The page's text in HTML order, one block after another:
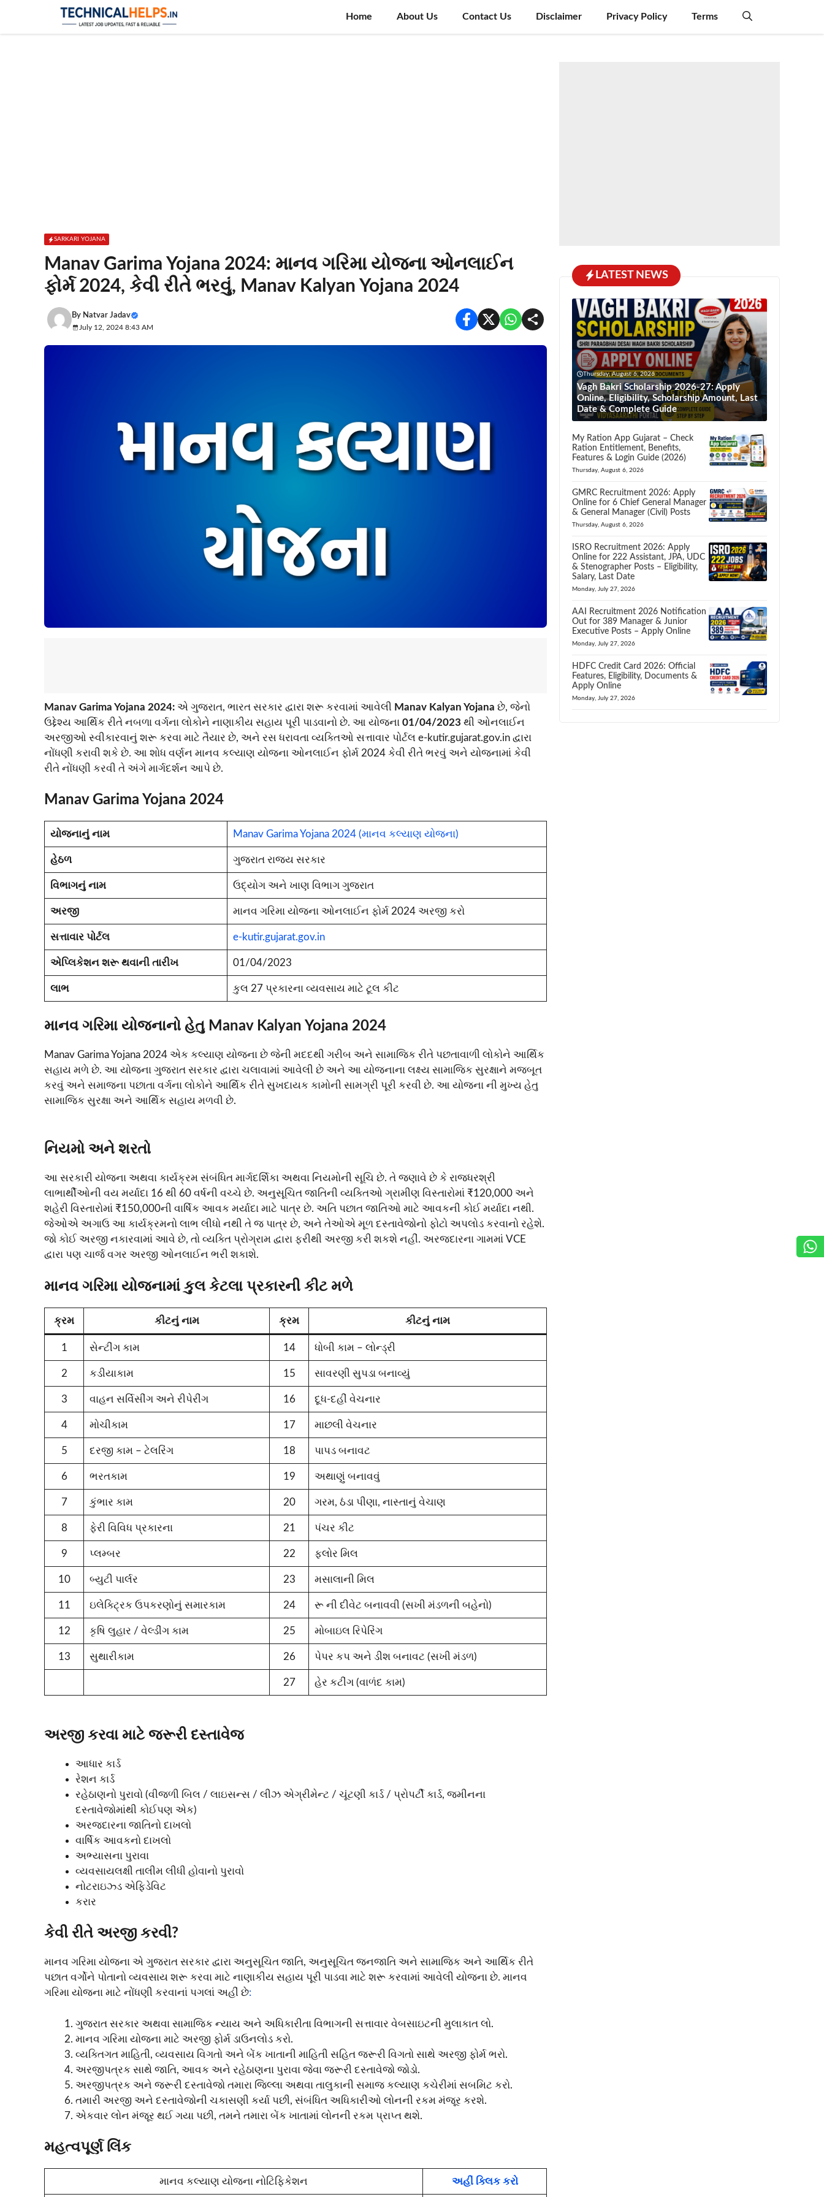
content
Home About Us Contact Us Disclaimer Privacy Policy Terms
SARKARI YOJANA
Manav Garima Yojana 2024: માનવ ગરિમા યોજના ઓનલાઈન
ફોર્મ 2024, કેવી રીતે ભરવું, Manav Kalyan Yojana 2024
By Natvar Jadav
July 12, 2024 8:43 AM
Manav Garima Yojana 2024: એ ગુજરાત, ભારત સરકાર દ્વારા શરૂ કરવામાં આવેલી Manav Kalyan Yojana છે, જેનો
ઉદ્દેશ્ય આર્થિક રીતે નબળા વર્ગના લોકોને નાણાકીય સહાય પૂરી પાડવાનો છે. આ યોજના 01/04/2023 થી ઓનલાઈન
અરજીઓ સ્વીકારવાનું શરૂ કરવા માટે તૈયાર છે, અને રસ ધરાવતા વ્યક્તિઓ સત્તાવાર પોર્ટલ e-kutir.gujarat.gov.in દ્વારા
નોંધણી કરાવી શકે છે. આ શોધ વર્ણન માનવ કલ્યાણ યોજના ઓનલાઈન ફોર્મ 2024 કેવી રીતે ભરવું અને યોજનામાં કેવી
રીતે નોંધણી કરવી તે અંગે માર્ગદર્શન આપે છે.
Manav Garima Yojana 2024
યોજનાનું નામ Manav Garima Yojana 2024 (માનવ કલ્યાણ યોજના)
હેઠળ ગુજરાત રાજ્ય સરકાર
વિભાગનું નામ ઉદ્યોગ અને ખાણ વિભાગ ગુજરાત
અરજી માનવ ગરિમા યોજના ઓનલાઈન ફોર્મ 2024 અરજી કરો
સત્તાવાર પોર્ટલ e-kutir.gujarat.gov.in
એપ્લિકેશન શરૂ થવાની તારીખ 01/04/2023
લાભ કુલ 27 પ્રકારના વ્યવસાય માટે ટૂલ કીટ
માનવ ગરિમા યોજનાનો હેતુ Manav Kalyan Yojana 2024
Manav Garima Yojana 2024 એક કલ્યાણ યોજના છે જેની મદદથી ગરીબ અને સામાજિક રીતે પછતાવાળી લોકોને આર્થિક
સહાય મળે છે. આ યોજના ગુજરાત સરકાર દ્વારા ચલાવામાં આવેલી છે અને આ યોજનાના લક્ષ્ય સામાજિક સુરક્ષાને મજબૂત
કરવું અને સમાજના પછાતા વર્ગના લોકોને આર્થિક રીતે સુખદાયક કામોની સામગ્રી પૂરી કરવી છે. આ યોજના ની મુખ્ય હેતુ
સામાજિક સુરક્ષા અને આર્થિક સહાય મળવી છે.
નિયમો અને શરતો
આ સરકારી યોજના અથવા કાર્યક્રમ સંબંધિત માર્ગદર્શિકા અથવા નિયમોની સૂચિ છે. તે જણાવે છે કે રાજધરશ્રી
લાભાર્થીઓની વય મર્યાદા 16 થી 60 વર્ષની વચ્ચે છે. અનુસૂચિત જાતિની વ્યક્તિઓ ગ્રામીણ વિસ્તારોમાં ₹120,000 અને
શહેરી વિસ્તારોમાં ₹150,000ની વાર્ષિક આવક મર્યાદા માટે પાત્ર છે. અતિ પછાત જાતિઓ માટે આવકની કોઈ મર્યાદા નથી.
જેઓએ અગાઉ આ કાર્યક્રમનો લાભ લીધો નથી તે જ પાત્ર છે, અને તેઓએ મૂળ દસ્તાવેજોનો ફોટો અપલોડ કરવાનો રહેશે.
જો કોઈ અરજી નકારવામાં આવે છે, તો વ્યક્તિ પ્રોગ્રામ દ્વારા ફરીથી અરજી કરી શકશે નહીં. અરજદારના ગામમાં VCE
દ્વારા પણ ચાર્જ વગર અરજી ઓનલાઈન ભરી શકાશે.
માનવ ગરિમા યોજનામાં કુલ કેટલા પ્રકારની કીટ મળે
ક્રમ કીટનું નામ ક્રમ કીટનું નામ
1 સેન્ટીંગ કામ 14 ધોબી કામ – લોન્ડ્રી
2 કડીયાકામ 15 સાવરણી સુપડા બનાવ્યું
3 વાહન સર્વિસીંગ અને રીપેરીંગ 16 દૂધ-દહીં વેચનાર
4 મોચીકામ 17 માછલી વેચનાર
5 દરજી કામ – ટેલરિંગ 18 પાપડ બનાવટ
6 ભરતકામ 19 અથાણું બનાવવું
7 કુંભાર કામ 20 ગરમ, ઠંડા પીણા, નાસ્તાનું વેચાણ
8 ફેરી વિવિધ પ્રકારના 21 પંચર કીટ
9 પ્લમ્બર 22 ફ્લોર મિલ
10 બ્યુટી પાર્લર 23 મસાલાની મિલ
11 ઇલેક્ટ્રિક ઉપકરણોનું સમારકામ 24 રૂ ની દીવેટ બનાવવી (સખી મંડળની બહેનો)
12 કૃષિ લુહાર / વેલ્ડીંગ કામ 25 મોબાઇલ રિપેરિંગ
13 સુથારીકામ 26 પેપર કપ અને ડીશ બનાવટ (સખી મંડળ)
27 હેર કટીંગ (વાળંદ કામ)
અરજી કરવા માટે જરૂરી દસ્તાવેજ
આધાર કાર્ડ
રેશન કાર્ડ
રહેઠાણનો પુરાવો (વીજળી બિલ / લાઇસન્સ / લીઝ એગ્રીમેન્ટ / ચૂંટણી કાર્ડ / પ્રોપર્ટી કાર્ડ, જમીનના
દસ્તાવેજોમાંથી કોઈપણ એક)
અરજદારના જાતિનો દાખલો
વાર્ષિક આવકનો દાખલો
અભ્યાસના પુરાવા
વ્યવસાયલક્ષી તાલીમ લીધી હોવાનો પુરાવો
નોટરાઇઝ્ડ એફિડેવિટ
કરાર
કેવી રીતે અરજી કરવી?
માનવ ગરિમા યોજના એ ગુજરાત સરકાર દ્વારા અનુસૂચિત જાતિ, અનુસૂચિત જનજાતિ અને સામાજિક અને આર્થિક રીતે
પછાત વર્ગોને પોતાનો વ્યવસાય શરૂ કરવા માટે નાણાકીય સહાય પૂરી પાડવા માટે શરૂ કરવામાં આવેલી યોજના છે. માનવ
ગરિમા યોજના માટે નોંધણી કરવાનાં પગલાં અહીં છે:
ગુજરાત સરકાર અથવા સામાજિક ન્યાય અને અધિકારીતા વિભાગની સત્તાવાર વેબસાઇટની મુલાકાત લો.
માનવ ગરિમા યોજના માટે અરજી ફોર્મ ડાઉનલોડ કરો.
વ્યક્તિગત માહિતી, વ્યવસાય વિગતો અને બેંક ખાતાની માહિતી સહિત જરૂરી વિગતો સાથે અરજી ફોર્મ ભરો.
અરજીપત્રક સાથે જાતિ, આવક અને રહેઠાણના પુરાવા જેવા જરૂરી દસ્તાવેજો જોડો.
અરજીપત્રક અને જરૂરી દસ્તાવેજો તમારા જિલ્લા અથવા તાલુકાની સમાજ કલ્યાણ કચેરીમાં સબમિટ કરો.
તમારી અરજી અને દસ્તાવેજોની ચકાસણી કર્યા પછી, સંબંધિત અધિકારીઓ લોનની રકમ મંજૂર કરશે.
એકવાર લોન મંજૂર થઈ ગયા પછી, તમને તમારા બેંક ખાતામાં લોનની રકમ પ્રાપ્ત થશે.
મહત્વપૂર્ણ લિંક
માનવ કલ્યાણ યોજના નોટિફિકેશન અહીં ક્લિક કરો
LATEST NEWS
Thursday, August 6, 2026
Vagh Bakri Scholarship 2026-27: Apply
Online, Eligibility, Scholarship Amount, Last
Date & Complete Guide
My Ration App Gujarat – Check
Ration Entitlement, Benefits,
Features & Login Guide (2026)
Thursday, August 6, 2026
GMRC Recruitment 2026: Apply
Online for 6 Chief General Manager
& General Manager (Civil) Posts
Thursday, August 6, 2026
ISRO Recruitment 2026: Apply
Online for 222 Assistant, JPA, UDC
& Stenographer Posts – Eligibility,
Salary, Last Date
Monday, July 27, 2026
AAI Recruitment 2026 Notification
Out for 389 Manager & Junior
Executive Posts – Apply Online
Monday, July 27, 2026
HDFC Credit Card 2026: Official
Features, Eligibility, Documents &
Apply Online
Monday, July 27, 2026